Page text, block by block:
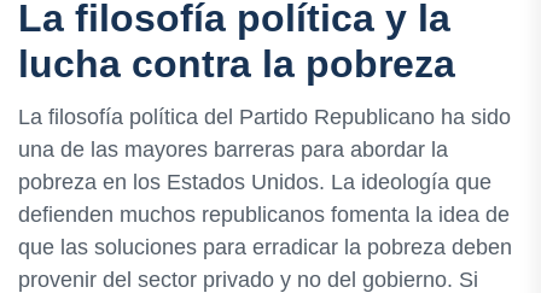
La filosofía política y la
lucha contra la pobreza
La filosofía política del Partido Republicano ha sido
una de las mayores barreras para abordar la
pobreza en los Estados Unidos. La ideología que
defienden muchos republicanos fomenta la idea de
que las soluciones para erradicar la pobreza deben
provenir del sector privado y no del gobierno. Si